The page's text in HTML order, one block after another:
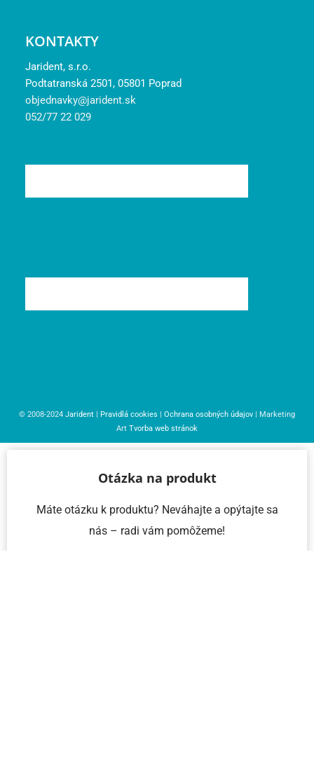
KONTAKTY
Jarident, s.r.o.
Podtatranská 2501, 05801 Poprad
objednavky@jarident.sk
052/77 22 029
© 2008-2024 Jarident | Pravidlá cookies | Ochrana osobných údajov | Marketing
Art Tvorba web stránok
Otázka na produkt
Máte otázku k produktu? Neváhajte a opýtajte sa
nás – radi vám pomôžeme!